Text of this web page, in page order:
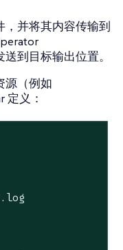
，并将其内容传输到
到目标输出位置。
源（例如
定义：